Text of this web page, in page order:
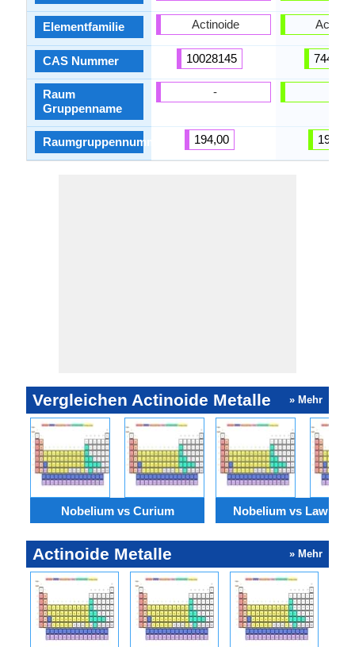
Elementfamilie
CAS Nummer
Raum
Gruppenname
Raumgruppennummer
Actinoide
10028145
-
194,00 194,00
Vergleichen Actinoide Metalle » Mehr
Nobelium vs Curium Nobelium vs
Actinoide Metalle » Mehr